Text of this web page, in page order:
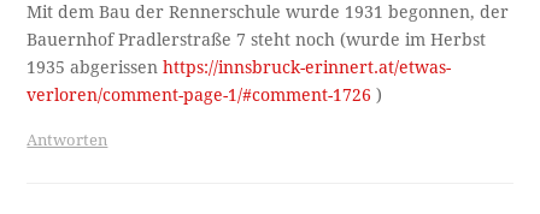
Mit dem Bau der Rennerschule wurde 1931 begonnen, der
Bauernhof Pradlerstraße 7 steht noch (wurde im Herbst
1935 abgerissenhttps://innsbruck-erinnert.at/etwas-
verloren/comment-page-1/#comment-1726 )
Antworten